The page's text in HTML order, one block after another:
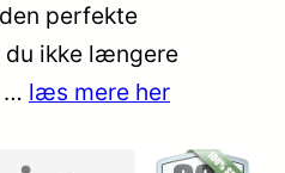
perfekte
du ikke længere
… læs mere her